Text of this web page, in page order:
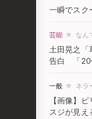
一瞬でスク
芸能 ★ なん
土田晃之「
告白 「20
一般 ★ ネラ
【画像】
スジが見え